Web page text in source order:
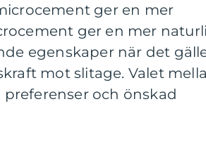
ger en mer
ger en mer
egenskaper när det
mot slitage. Valet
och önskad